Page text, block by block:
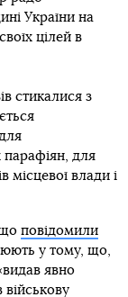
України на
цілей в
стикалися з
парафіян, для
місцевої влади і
повідомили
у тому, що,
явно